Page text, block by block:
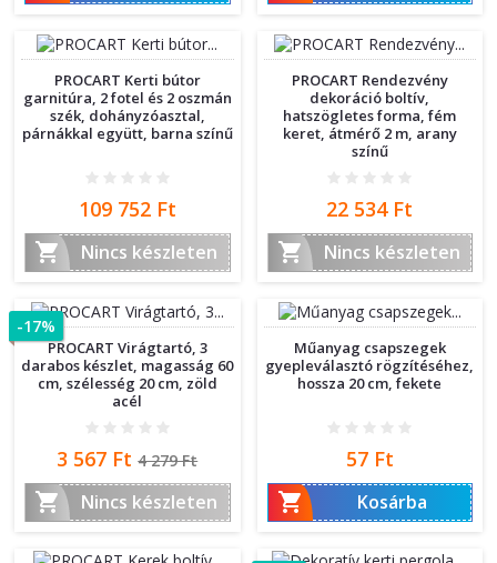
PROCART Kerti bútor
garnitúra, 2 fotel és 2 oszmán
szék, dohányzóasztal,
párnákkal együtt, barna színű
Ár
109 752 Ft

Nincs készleten
PROCART Rendezvény
dekoráció boltív,
hatszögletes forma, fém
keret, átmérő 2 m, arany
színű
Ár
22 534 Ft

Nincs készleten
PROCART Virágtartó, 3
darabos készlet, magasság 60
cm, szélesség 20 cm, zöld
acél
Ár
3 567 Ft Normál
ár
4 279 Ft
 Nincs készleten
-17%
Műanyag csapszegek
gyepleválasztó rögzítéséhez,
hossza 20 cm, fekete
Ár
57 Ft

Kosárba